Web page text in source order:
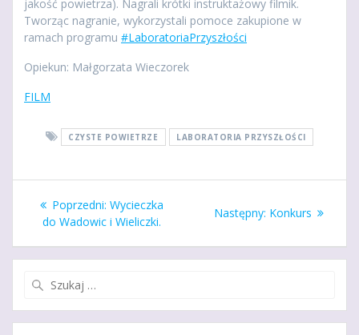
jakość powietrza). Nagrali krótki instruktażowy filmik.
Tworząc nagranie, wykorzystali pomoce zakupione w
ramach programu #LaboratoriaPrzyszłości
Opiekun: Małgorzata Wieczorek
FILM
CZYSTE POWIETRZE LABORATORIA PRZYSZŁOŚCI
Nawigacja
wpisu
Poprzedni: Poprzedni
wpis:
Wycieczka
do Wadowic i Wieliczki.
Następny: Następny
Konkurs